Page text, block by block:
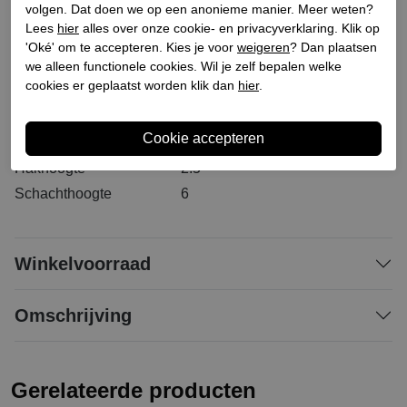
Categorie
Mocassins
Kleur
Bruin
Bestelcode
218600018
Materiaal buitenkant
Leer
Synthetisch
Hakhoogte
2.5
Schachthoogte
6
Winkelvoorraad
Omschrijving
Gerelateerde producten
volgen. Dat doen we op een anonieme manier. Meer weten?
Lees hier alles over onze cookie- en privacyverklaring. Klik op
'Oké' om te accepteren. Kies je voor weigeren? Dan plaatsen
we alleen functionele cookies. Wil je zelf bepalen welke
cookies er geplaatst worden klik dan hier.